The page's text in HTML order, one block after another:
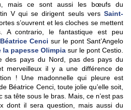
mais ce sont aussi les bœufs du
V qui se dirigent seuls vers Saint-
s’ouvrent et les cloches se mettent
A contrario, le fantastique est peu
Cenci sur le pont Sant’Angelo
la papesse Olimpia sur le pont Cestio.
des pays du Nord, pas des pays du
merveilleux il y a une différence de
! Une madonnelle qui pleure est
Béatrice Cenci, toute jolie qu’elle soit,
sa tête sous le bras. Mais, ce n’est pas
dont il sera question, mais aussi du